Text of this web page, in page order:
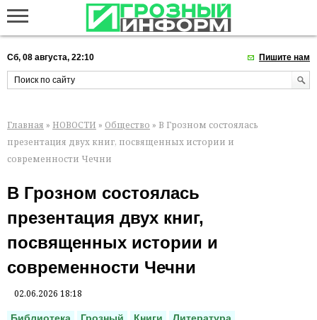
Сб, 08 августа, 22:10 Пишите нам
Главная » НОВОСТИ » Общество » В Грозном состоялась
презентация двух книг, посвященных истории и
современности Чечни
В Грозном состоялась
презентация двух книг,
посвященных истории и
современности Чечни
02.06.2026 18:18